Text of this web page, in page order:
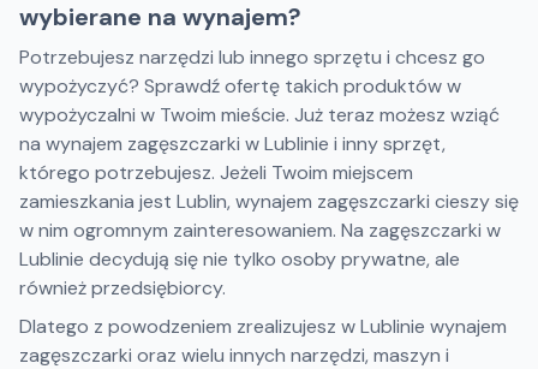
wybierane na wynajem?
Potrzebujesz narzędzi lub innego sprzętu i chcesz go
wypożyczyć? Sprawdź ofertę takich produktów w
wypożyczalni w Twoim mieście. Już teraz możesz wziąć
na wynajem zagęszczarki w Lublinie i inny sprzęt,
którego potrzebujesz. Jeżeli Twoim miejscem
zamieszkania jest Lublin, wynajem zagęszczarki cieszy się
w nim ogromnym zainteresowaniem. Na zagęszczarki w
Lublinie decydują się nie tylko osoby prywatne, ale
również przedsiębiorcy.
Dlatego z powodzeniem zrealizujesz w Lublinie wynajem
zagęszczarki oraz wielu innych narzędzi, maszyn i